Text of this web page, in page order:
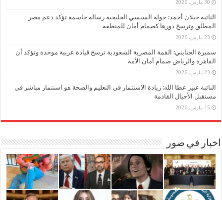
30 مارس، 2026
النائبة جيلان أحمد: جولة السيسي الخليجية رسالة حاسمة تؤكد دعم مصر
المطلق وترسخ دورها كصمام أمان للمنطقة
23 مارس، 2026
سميرة الجنايني: القمة المصرية السعودية ترسخ قيادة عربية موحدة وتؤكد أن
القاهرة والرياض صمام أمان الأمة
23 مارس، 2026
النائبة عبير عطا الله: زيادة الاستثمار في التعليم والصحة هو استثمار مباشر في
مستقبل الأجيال القادمة
15 مارس، 2026
اخبار في صور